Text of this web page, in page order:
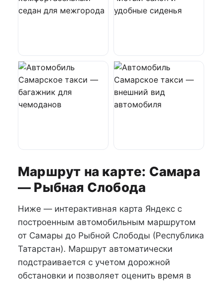
Маршрут на карте: Самара
— Рыбная Слобода
Ниже — интерактивная карта Яндекс с
построенным автомобильным маршрутом
от Самары до Рыбной Слободы (Республика
Татарстан). Маршрут автоматически
подстраивается с учетом дорожной
обстановки и позволяет оценить время в